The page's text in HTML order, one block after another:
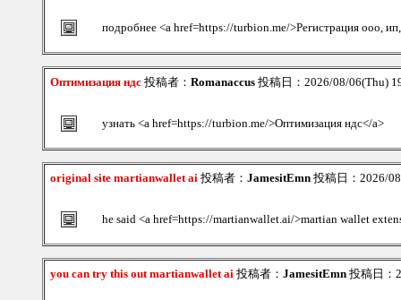
подробнее <a href=https://turbion.me/>Регистрация ооо,
Оптимизация ндс 投稿者： Romanaccus 投稿日：2026/08/06(Thu)
узнать <a href=https://turbion.me/>Оптимизация ндс</a>
original site martianwallet ai 投稿者： JamesitEmn 投稿日：2026/
he said <a href=https://martianwallet.ai/>martian wallet
you can try this out martianwallet ai 投稿者： JamesitEmn 投稿日：